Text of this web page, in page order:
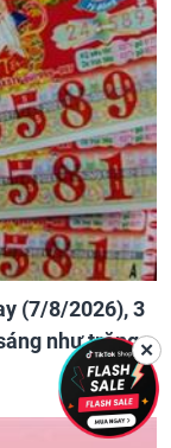
(7/8/2026), 3
như trăng✕